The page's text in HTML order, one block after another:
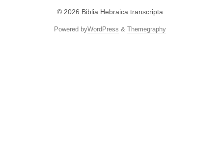
© 2026 Biblia Hebraica transcripta
Powered byWordPress & Themegraphy